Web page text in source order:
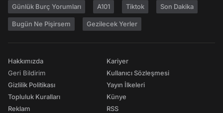
Günlük Burç Yorumları A101 Tiktok Son Dakika
Bugün Ne Pişirsem Gezilecek Yerler
Hakkımızda
Geri Bildirim
Gizlilik Politikası
Topluluk Kuralları
Reklam
Kariyer
Kullanıcı Sözleşmesi
Yayın İlkeleri
Künye
RSS